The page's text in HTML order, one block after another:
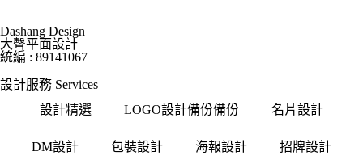
Dashang Design
大聲平面設計
統編 : 89141067
設計服務 Services
設計精選
LOGO設計備份備份 名片設計
DM設計 包裝設計 海報設計 招牌設計